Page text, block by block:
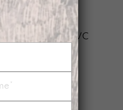
cm
di PVC
in testa
laboratorio di